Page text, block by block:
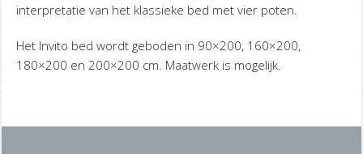
interpretatie van het klassieke bed met vier poten.
Het Invito bed wordt geboden in 90×200, 160×200,
180×200 en 200×200 cm. Maatwerk is mogelijk.